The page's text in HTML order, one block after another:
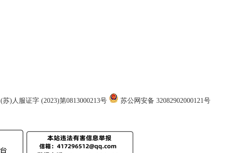
(苏)人服证字 (2023)第0813000213号
苏公网安备 32082902000121号